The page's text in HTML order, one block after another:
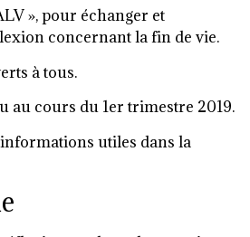
», pour échanger et
concernant la fin de vie.
à tous.
au cours du 1er trimestre 2019.
utiles dans la